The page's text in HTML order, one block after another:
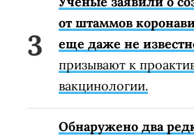
от штаммов
еще даже не
призывают к
вакцинологии.
Обнаружено два